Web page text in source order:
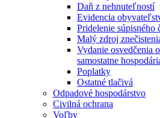
Daň z nehnuteľností
Evidencia
Pridelenie súpisného
Malý zdroj
Vydanie osvedčenia
samostatne
Poplatky
Ostatné tlačivá
Odpadové hospodárstvo
Civilná ochrana
Voľby